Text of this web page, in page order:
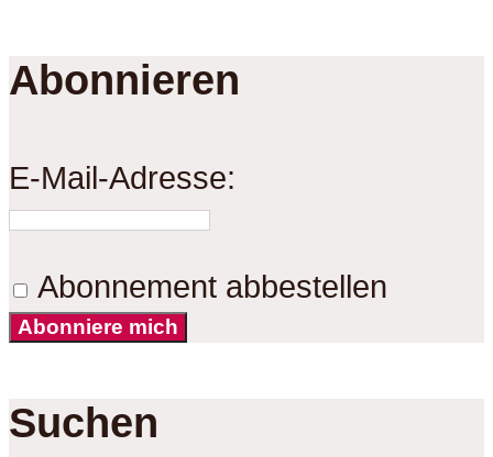
Abonnieren
E-Mail-Adresse:
Abonnement abbestellen
Abonniere mich
Suchen